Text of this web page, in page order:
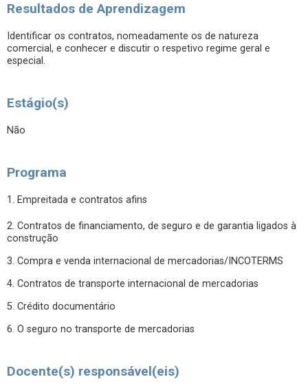
Resultados de Aprendizagem
Identificar os contratos, nomeadamente os de natureza
comercial, e conhecer e discutir o respetivo regime geral e
especial.
Estágio(s)
Não
Programa
1. Empreitada e contratos afins
2. Contratos de financiamento, de seguro e de garantia ligados à
construção
3. Compra e venda internacional de mercadorias/INCOTERMS
4. Contratos de transporte internacional de mercadorias
5. Crédito documentário
6. O seguro no transporte de mercadorias
Docente(s) responsável(eis)